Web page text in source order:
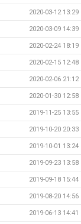
2020-03-12 13:29
2020-03-09 14:39
2020-02-24 18:19
2020-02-15 12:48
2020-02-06 21:12
2020-01-30 12:58
2019-11-25 13:55
2019-10-20 20:33
2019-10-01 13:24
2019-09-23 13:58
2019-09-18 15:44
2019-08-20 14:56
2019-06-13 14:41